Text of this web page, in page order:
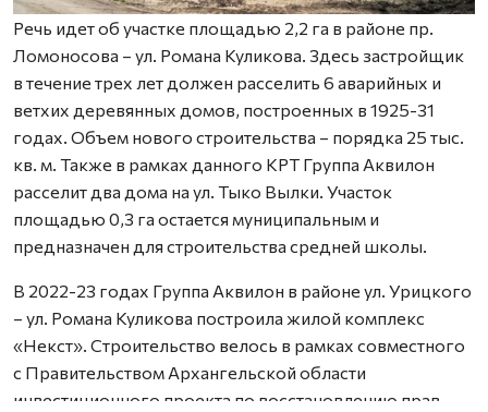
Речь идет об участке площадью 2,2 га в районе пр.
Ломоносова – ул. Романа Куликова. Здесь застройщик
в течение трех лет должен расселить 6 аварийных и
ветхих деревянных домов, построенных в 1925-31
годах. Объем нового строительства – порядка 25 тыс.
кв. м. Также в рамках данного КРТ Группа Аквилон
расселит два дома на ул. Тыко Вылки. Участок
площадью 0,3 га остается муниципальным и
предназначен для строительства средней школы.
В 2022-23 годах Группа Аквилон в районе ул. Урицкого
– ул. Романа Куликова построила жилой комплекс
«Некст». Строительство велось в рамках совместного
с Правительством Архангельской области
инвестиционного проекта по восстановлению прав